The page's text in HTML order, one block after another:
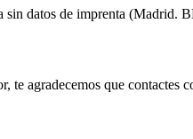
sin datos de imprenta (Madrid.
agradecemos que contactes